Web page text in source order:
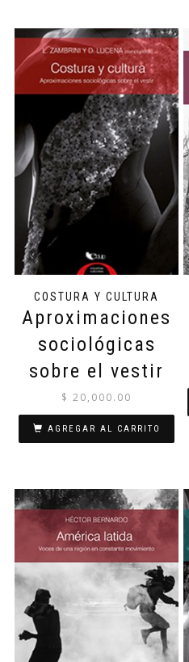
COSTURA Y CULTURA
Aproximaciones
sociológicas
sobre el vestir
$ 20,000.00
AGREGAR AL CARRITO